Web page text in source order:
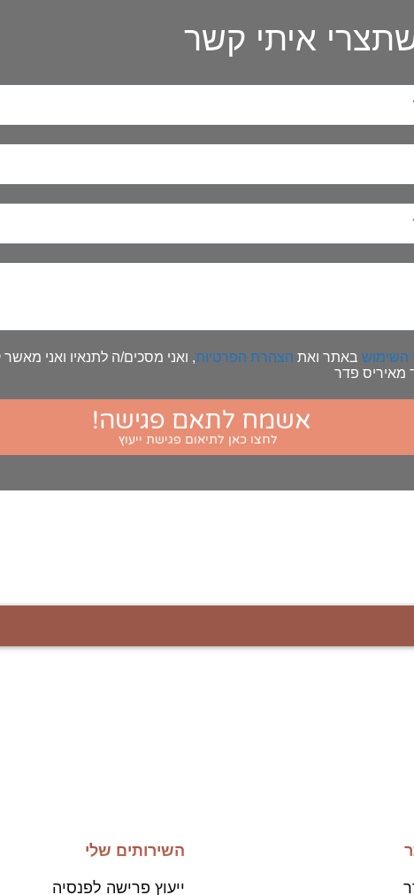
איתי קשר
השימוש באתר ואת הצהרת הפרטיות, ואני מסכים/ה לתנאיו ואני מאשר
מאיריס פדר
אשמח לתאם פגישה!
לחצו כאן לתיאום פגישת ייעוץ
השירותים שלי
ייעוץ פרישה לפנסיה